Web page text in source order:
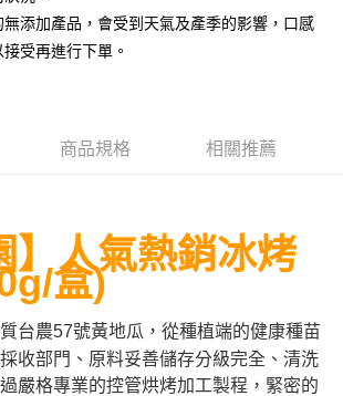
員、不需綁卡、不需儲值。
，簡訊認證，即可結帳。
AFTEE先享後付」後，將跳轉至「AFTEE先享後付」
證並確認金額後，即可完成結帳。
成當下不需立刻繳費，但若您需要取消訂單，請聯絡
家同意取消之訂單仍視為有效，需透過AFTEE先享
先享後付 」之結帳頁面顯示為準，若有關於
需取消欲退款等相關疑問，請聯繫「AFTEE先享後付
netprotections.freshdesk.com/support/home
含以上)免運費
含以上)免運費
添加產品，會受到天氣及產季的影響，口感
受再進行下單。
商品規格 相關推薦
】人氣熱銷冰烤
盒)
台農57號黃地瓜，從種植端的健康種苗
收部門、原料妥善儲存分級完全、清洗
嚴格專業的控管烘烤加工製程，緊密的